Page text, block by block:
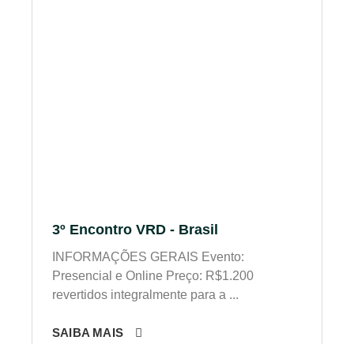
3º Encontro VRD - Brasil
INFORMAÇÕES GERAIS Evento:
Presencial e Online Preço: R$1.200
revertidos integralmente para a ...
SAIBA MAIS